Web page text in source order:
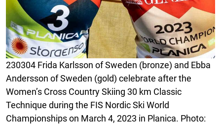
230304 Frida Karlsson of Sweden (bronze) and Ebba
Andersson of Sweden (gold) celebrate after the
Women’s Cross Country Skiing 30 km Classic
Technique during the FIS Nordic Ski World
Championships on March 4, 2023 in Planica. Photo: